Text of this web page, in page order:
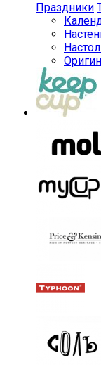
Праздники